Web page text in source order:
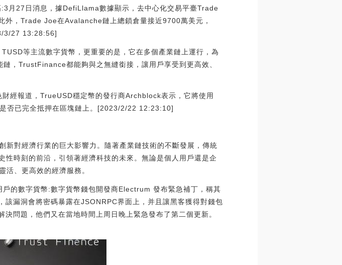
月27日消息，據DefiLlama數據顯示，去中心化交易平臺Trade
，Trade Joe在Avalanche鏈上總鎖倉量接近9700萬美元，
3/27 13:28:56]
等主流數字貨幣，更重要的是，它在多個產業鏈上運行，為
，TrustFinance都能夠與之無縫銜接，讓用戶享受到更高效、
經報道，TrueUSD穩定幣的發行商Archblock表示，它將使用
否已完全抵押在區塊鏈上。[2023/2/22 12:23:10]
對經濟行業的巨大影響力。隨著產業鏈技術的不斷發展，傳統
時刻的前沿，引領著經濟科技的未來。無論是個人用戶還是企
、更高效的經濟服務。
的數字貨幣:數字貨幣錢包開發商Electrum 發布緊急補丁，稱其
漏洞會將密碼暴露在JSONRPC界面上，并且讓黑客獲得對錢包
問題，他們又在當地時間上周日晚上緊急發布了第二個更新。